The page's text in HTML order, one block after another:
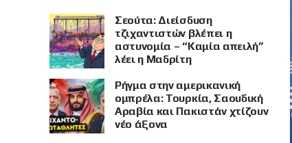
Σεούτα: Διείσδυση
τζιχαντιστών βλέπει η
αστυνομία – “Καμία απειλή”
λέει η Μαδρίτη
Ρήγμα στην αμερικανική
ομπρέλα: Τουρκία, Σαουδική
Αραβία και Πακιστάν χτίζουν
νέο άξονα